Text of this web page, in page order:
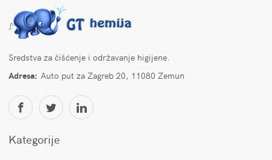
Sredstva za čišćenje i održavanje higijene.
Adresa: Auto put za Zagreb 20, 11080 Zemun
Kategorije